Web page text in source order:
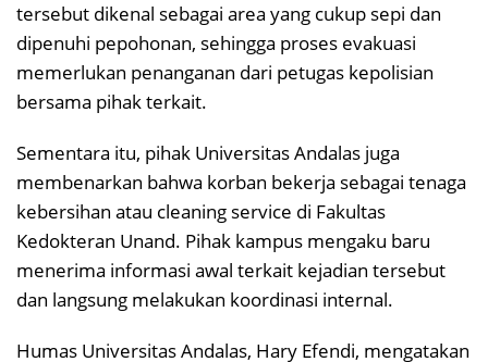
tersebut dikenal sebagai area yang cukup sepi dan
dipenuhi pepohonan, sehingga proses evakuasi
memerlukan penanganan dari petugas kepolisian
bersama pihak terkait.
Sementara itu, pihak Universitas Andalas juga
membenarkan bahwa korban bekerja sebagai tenaga
kebersihan atau cleaning service di Fakultas
Kedokteran Unand. Pihak kampus mengaku baru
menerima informasi awal terkait kejadian tersebut
dan langsung melakukan koordinasi internal.
Humas Universitas Andalas, Hary Efendi, mengatakan